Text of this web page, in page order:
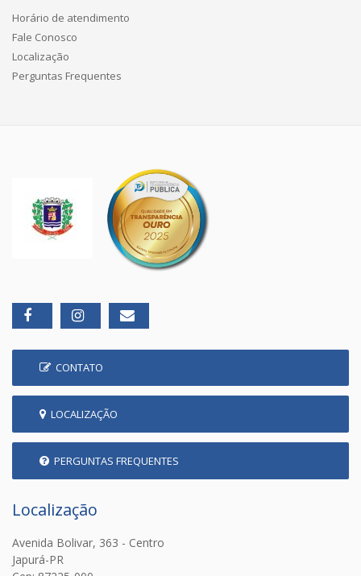
Horário de atendimento
Fale Conosco
Localização
Perguntas Frequentes
CONTATO
LOCALIZAÇÃO
PERGUNTAS FREQUENTES
Localização
Avenida Bolivar, 363 - Centro
Japurá-PR